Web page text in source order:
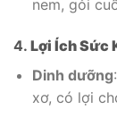
nem, gỏi
4. Lợi Ích Sức
Dinh dưỡng
xơ, có lợi